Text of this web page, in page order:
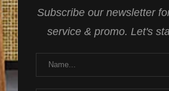
Subscribe our newsletter
service & promo. Let's